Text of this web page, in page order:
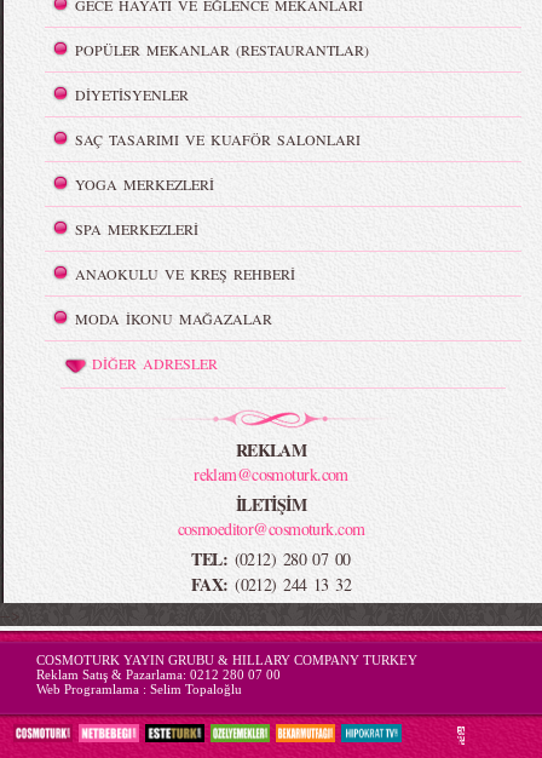
GECE HAYATI VE EĞLENCE MEKANLARI
POPÜLER MEKANLAR (RESTAURANTLAR)
DİYETİSYENLER
SAÇ TASARIMI VE KUAFÖR SALONLARI
YOGA MERKEZLERİ
SPA MERKEZLERİ
ANAOKULU VE KREŞ REHBERİ
MODA İKONU MAĞAZALAR
DİĞER ADRESLER
REKLAM
reklam@cosmoturk.com
İLETİŞİM
cosmoeditor@cosmoturk.com
TEL: (0212) 280 07 00
FAX: (0212) 244 13 32
-->
COSMOTURK YAYIN GRUBU & HILLARY COMPANY TURKEY
Reklam Satış & Pazarlama: 0212 280 07 00
Web Programlama : Selim Topaloğlu